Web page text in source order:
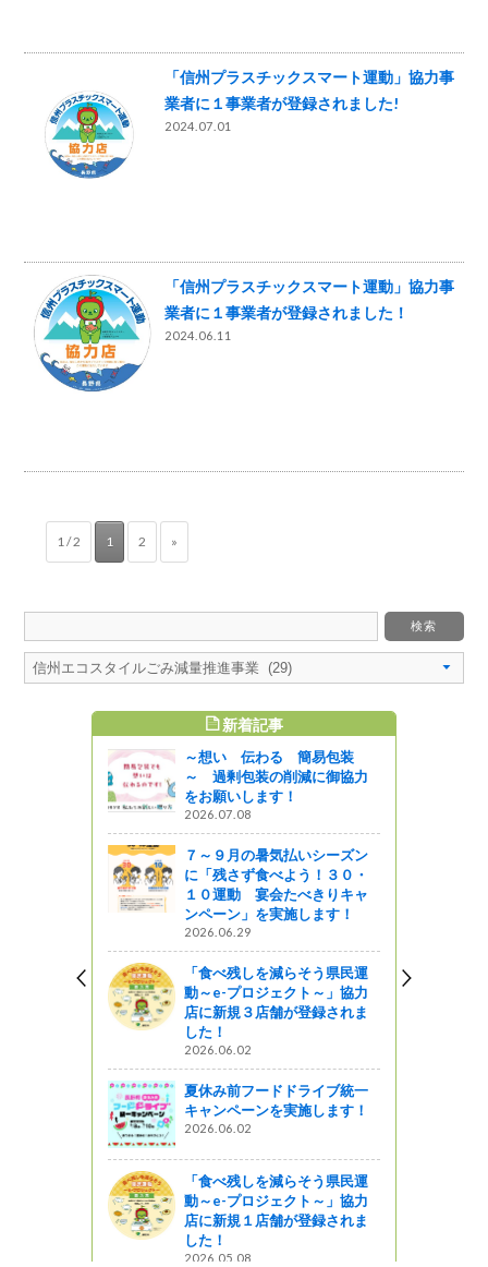
「信州プラスチックスマート運動」協力事
業者に１事業者が登録されました!
2024.07.01
「信州プラスチックスマート運動」協力事
業者に１事業者が登録されました！
2024.06.11
1 / 2 1 2 »
新着記事
～想い 伝わる 簡易包装
～ 過剰包装の削減に御協力
をお願いします！
2026.07.08
７～９月の暑気払いシーズン
に「残さず食べよう！３０・
１０運動 宴会たべきりキャ
ンペーン」を実施します！
2026.06.29
「食べ残しを減らそう県民運
動～e-プロジェクト～」協力
店に新規３店舗が登録されま
した！
2026.06.02
夏休み前フードドライブ統一
キャンペーンを実施します！
2026.06.02
「食べ残しを減らそう県民運
動～e-プロジェクト～」協力
店に新規１店舗が登録されま
した！
2026.05.08